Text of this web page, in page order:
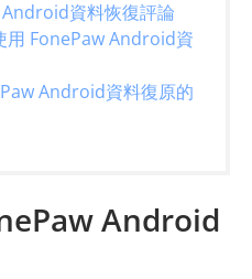
資料恢復評論
用 FonePaw Android資
Android資料復原的
Android